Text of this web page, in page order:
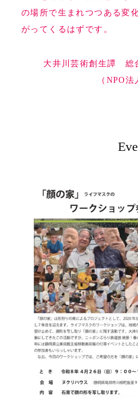
の場所で生まれつつある変
がってくるはずです。
大井川芸術創生譚 総
（NPO